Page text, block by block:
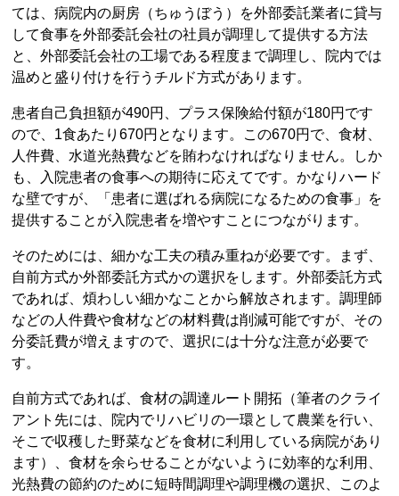
ては、病院内の厨房（ちゅうぼう）を外部委託業者に貸与
して食事を外部委託会社の社員が調理して提供する方法
と、外部委託会社の工場である程度まで調理し、院内では
温めと盛り付けを行うチルド方式があります。
患者自己負担額が490円、プラス保険給付額が180円です
ので、1食あたり670円となります。この670円で、食材、
人件費、水道光熱費などを賄わなければなりません。しか
も、入院患者の食事への期待に応えてです。かなりハード
な壁ですが、「患者に選ばれる病院になるための食事」を
提供することが入院患者を増やすことにつながります。
そのためには、細かな工夫の積み重ねが必要です。まず、
自前方式か外部委託方式かの選択をします。外部委託方式
であれば、煩わしい細かなことから解放されます。調理師
などの人件費や食材などの材料費は削減可能ですが、その
分委託費が増えますので、選択には十分な注意が必要で
す。
自前方式であれば、食材の調達ルート開拓（筆者のクライ
アント先には、院内でリハビリの一環として農業を行い、
そこで収穫した野菜などを食材に利用している病院があり
ます）、食材を余らせることがないように効率的な利用、
光熱費の節約のために短時間調理や調理機の選択、このよ